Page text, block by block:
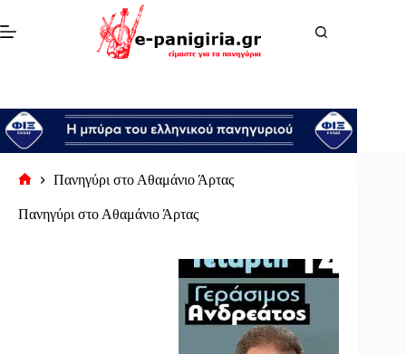
στο
περιεχόμενο
σελίδα
Πανηγύρι στο Αθαμάνιο Άρτας
Πανηγύρι στο Αθαμάνιο Άρτας